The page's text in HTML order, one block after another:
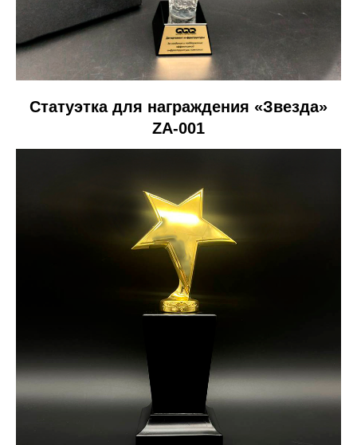
Статуэтка для награждения «Звезда»
ZA-001